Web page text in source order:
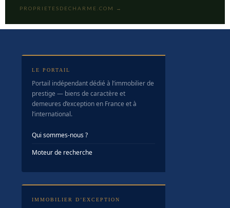
PROPRIETESDECHARME.COM →
LE PORTAIL
Portail indépendant dédié à l’immobilier de
prestige — biens de caractère et
demeures d’exception en France et à
l’international.
Qui sommes-nous ?
Moteur de recherche
IMMOBILIER D’EXCEPTION